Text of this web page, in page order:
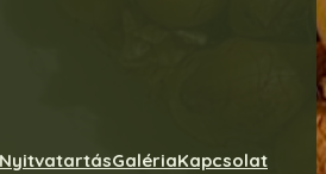
NyitvatartásGalériaKapcsolat